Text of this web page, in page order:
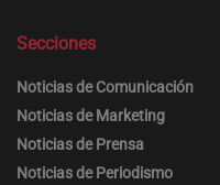
Secciones
Noticias de Comunicación
Noticias de Marketing
Noticias de Prensa
Noticias de Periodismo